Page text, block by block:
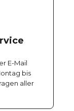
E-Mail
bis
aller